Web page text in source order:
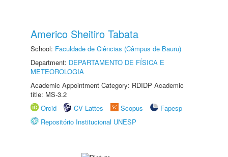
Americo Sheitiro Tabata
School: Faculdade de Ciências (Câmpus de Bauru)
Department: DEPARTAMENTO DE FÍSICA E
METEOROLOGIA
Academic Appointment Category: RDIDP Academic
title: MS-3.2
Orcid
CV Lattes Scopus
Fapesp
Repositório Institucional UNESP